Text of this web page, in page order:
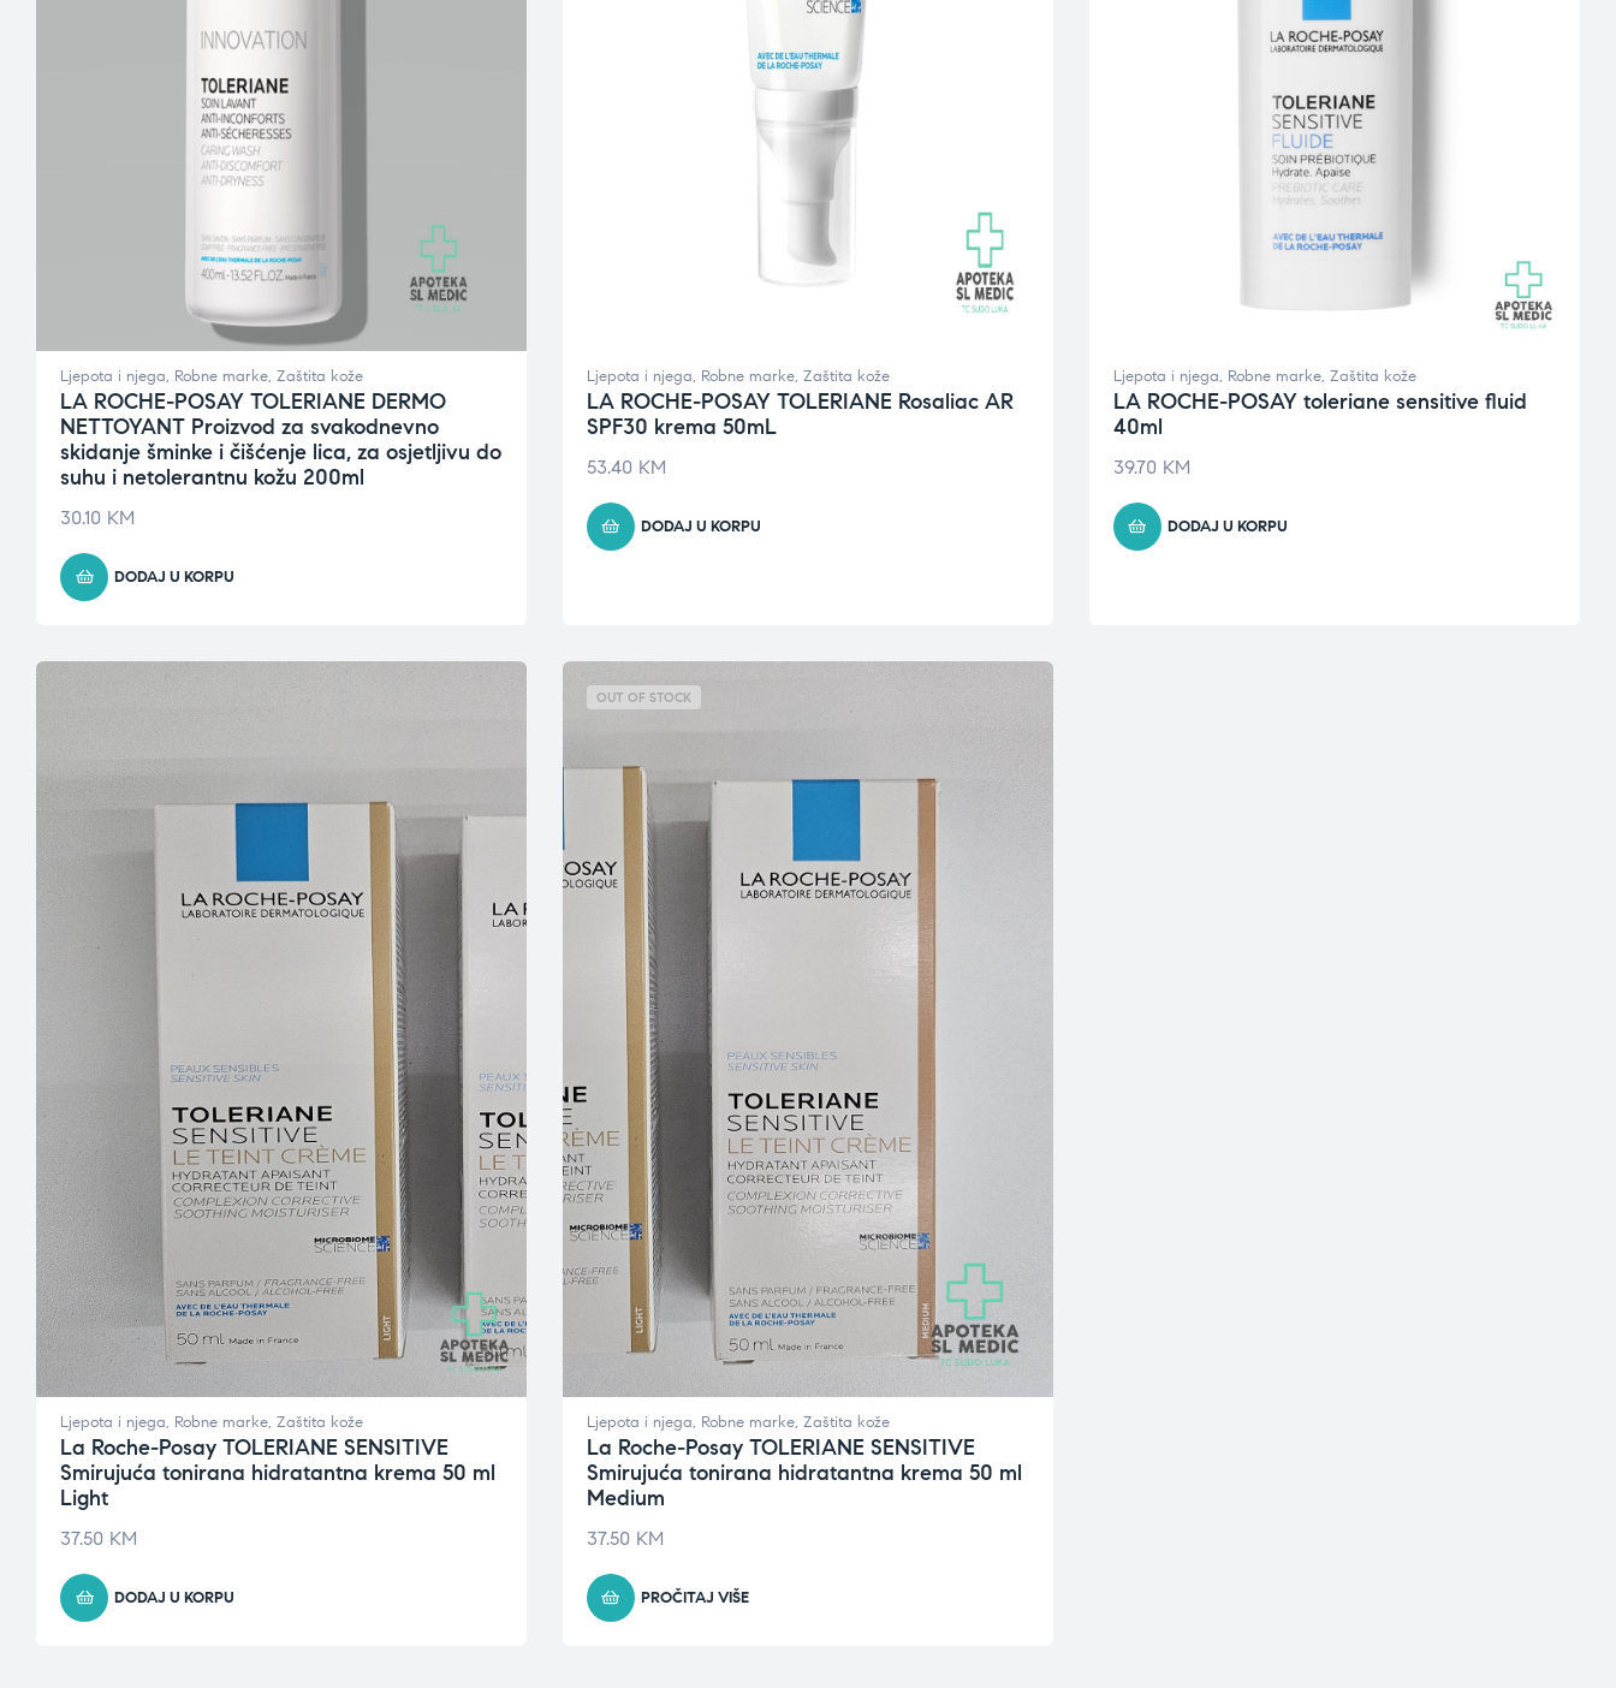
Ljepota i njega, Robne marke, Zaštita kože
LA ROCHE-POSAY TOLERIANE DERMO
NETTOYANT Proizvod za svakodnevno
skidanje šminke i čišćenje lica, za osjetljivu do
suhu i netolerantnu kožu 200ml
30.10 KM
DODAJ U KORPU
Ljepota i njega, Robne marke, Zaštita kože
LA ROCHE-POSAY TOLERIANE Rosaliac AR
SPF30 krema 50mL
53.40 KM
DODAJ U KORPU
Ljepota i njega, Robne marke, Zaštita kože
LA ROCHE-POSAY toleriane sensitive fluid
40ml
39.70 KM
DODAJ U KORPU
Ljepota i njega, Robne marke, Zaštita kože
La Roche-Posay TOLERIANE SENSITIVE
Smirujuća tonirana hidratantna krema 50 ml
Light
37.50 KM
DODAJ U KORPU
OUT OF STOCK
Ljepota i njega, Robne marke, Zaštita kože
La Roche-Posay TOLERIANE SENSITIVE
Smirujuća tonirana hidratantna krema 50 ml
Medium
37.50 KM
PROČITAJ VIŠE